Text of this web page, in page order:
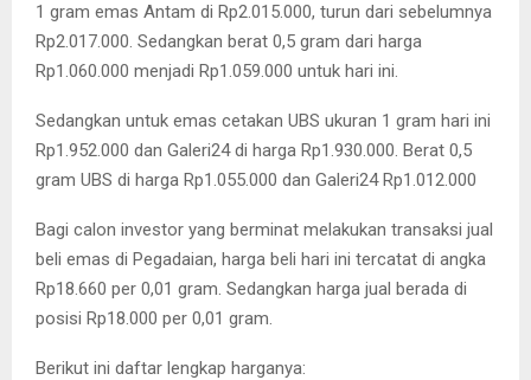
1 gram emas Antam di Rp2.015.000, turun dari sebelumnya
Rp2.017.000. Sedangkan berat 0,5 gram dari harga
Rp1.060.000 menjadi Rp1.059.000 untuk hari ini.
Sedangkan untuk emas cetakan UBS ukuran 1 gram hari ini
Rp1.952.000 dan Galeri24 di harga Rp1.930.000. Berat 0,5
gram UBS di harga Rp1.055.000 dan Galeri24 Rp1.012.000
Bagi calon investor yang berminat melakukan transaksi jual
beli emas di Pegadaian, harga beli hari ini tercatat di angka
Rp18.660 per 0,01 gram. Sedangkan harga jual berada di
posisi Rp18.000 per 0,01 gram.
Berikut ini daftar lengkap harganya: